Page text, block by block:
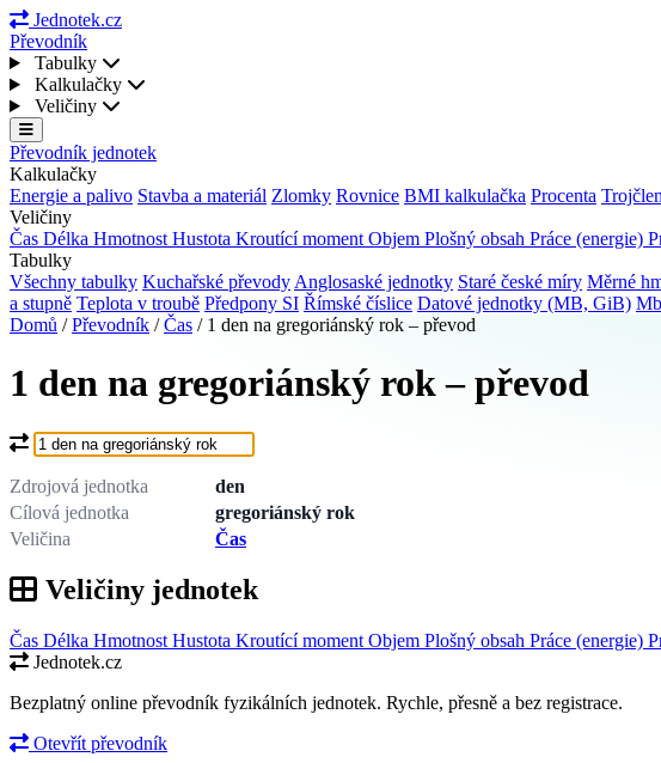
Jednotek.cz
Převodník
Tabulky
Kalkulačky
Veličiny
Převodník jednotek
Kalkulačky
Energie a palivo Stavba a materiál Zlomky Rovnice BMI kalkulačka Procenta
Veličiny
Čas Délka Hmotnost Hustota Kroutící moment Objem Plošný obsah Práce (energie)
Tabulky
Všechny tabulky Kuchařské převody Anglosaské jednotky Staré české míry Měrné
a stupně Teplota v troubě Předpony SI Římské číslice Datové jednotky (MB, GiB)
Domů / Převodník / Čas / 1 den na gregoriánský rok – převod
1 den na gregoriánský rok – převod
Co chcete převést?
Zdrojová jednotka
den
Cílová jednotka
gregoriánský rok
Veličina
Čas
Veličiny jednotek
Čas Délka Hmotnost Hustota Kroutící moment Objem Plošný obsah Práce (energie)
Jednotek.cz
Bezplatný online převodník fyzikálních jednotek. Rychle, přesně a bez registrace.
Otevřít převodník